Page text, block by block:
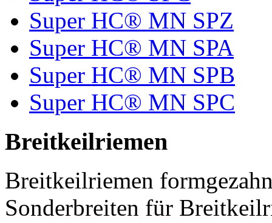
Super HC® MN SPZ
Super HC® MN SPA
Super HC® MN SPB
Super HC® MN SPC
Breitkeilriemen
Breitkeilriemen
Sonderbreiten für